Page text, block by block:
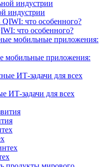
индустрии
что особенного?
мобильные приложения:
ИТ-задачи для всех